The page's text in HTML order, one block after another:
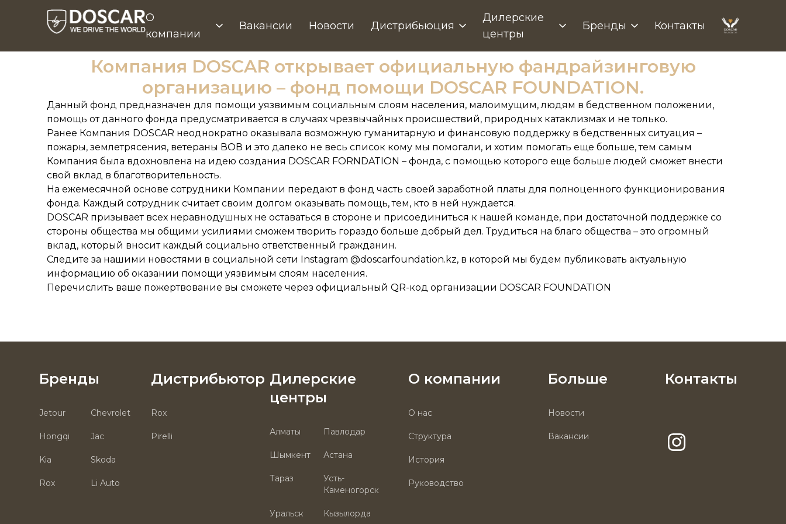
О
компании
Вакансии Новости Дистрибьюция
Дилерские
центры
Бренды Контакты
Компания DOSCAR открывает официальную фандрайзинговую
организацию – фонд помощи DOSCAR FOUNDATION.
Данный фонд предназначен для помощи уязвимым социальным слоям населения, малоимущим, людям в бедственном положении,
помощь от данного фонда предусматривается в случаях чрезвычайных происшествий, природных катаклизмах и не только.
Ранее Компания DOSCAR неоднократно оказывала возможную гуманитарную и финансовую поддержку в бедственных ситуация –
пожары, землетрясения, ветераны ВОВ и это далеко не весь список кому мы помогали, и хотим помогать еще больше, тем самым
Компания была вдохновлена на идею создания DOSCAR FORNDATION – фонда, с помощью которого еще больше людей сможет внести
свой вклад в благотворительность.
На ежемесячной основе сотрудники Компании передают в фонд часть своей заработной платы для полноценного функционирования
фонда. Каждый сотрудник считает своим долгом оказывать помощь, тем, кто в ней нуждается.
DOSCAR призывает всех неравнодушных не оставаться в стороне и присоединиться к нашей команде, при достаточной поддержке со
стороны общества мы общими усилиями сможем творить гораздо больше добрый дел. Трудиться на благо общества – это огромный
вклад, который вносит каждый социально ответственный гражданин.
Следите за нашими новостями в социальной сети Instagram @doscarfoundation.kz, в которой мы будем публиковать актуальную
информацию об оказании помощи уязвимым слоям населения.
Перечислить ваше пожертвование вы сможете через официальный QR-код организации DOSCAR FOUNDATION
Бренды
Jetour Chevrolet
Hongqi Jac
Kia Skoda
Rox Li Auto
Дистрибьютор
Rox
Pirelli
Дилерские
центры
Алматы Павлодар
Шымкент Астана
Тараз
Усть-
Каменогорск
Уральск Кызылорда
О компании
О нас
Структура
История
Руководство
Больше
Новости
Вакансии
Контакты